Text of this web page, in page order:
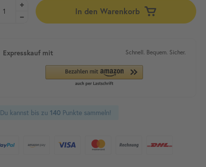
In den Warenkorb
Expresskauf mit Schnell. Bequem. Sicher.
Du kannst bis zu 140Punkte sammeln!